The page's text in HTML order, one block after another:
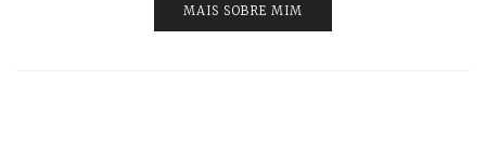
MAIS SOBRE MIM